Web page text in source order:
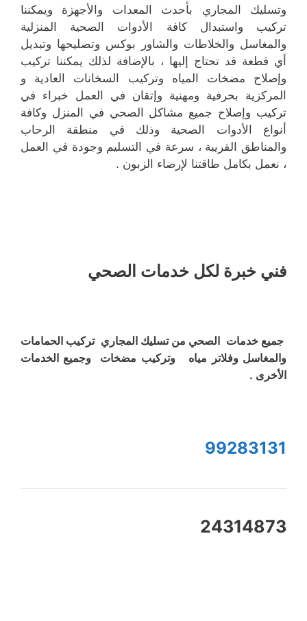
وتسليك المجاري بأحدث المعدات والأجهزة ويمكننا
تركيب واستبدال كافة الأدوات الصحية المنزلية
والمغاسل والخلاطات والشاور بوكس وتصليحها وتبديل
أي قطعة قد تحتاج إليها ، بالإضافة لذلك يمكننا تركيب
وإصلاح مضخات المياه وتركيب السخانات العادية و
المركزية بحرفية ومهنية وإتقان في العمل خبراء في
تركيب وإصلاح جميع مشاكل الصحي في المنزل وكافة
أنواع الأدوات الصحية وذلك في منطقة الرحاب
والمناطق القريبة ، سرعة في التسليم وجودة في العمل
، نعمل بكامل طاقتنا لإرضاء الزبون .
فني خبرة لكل خدمات الصحي
جميع خدمات الصحي من تسليك المجاري تركيب الحمامات
والمغاسل وفلاتر مياه وتركيب مضخات وجميع الخدمات
الأخرى .
99283131
24314873